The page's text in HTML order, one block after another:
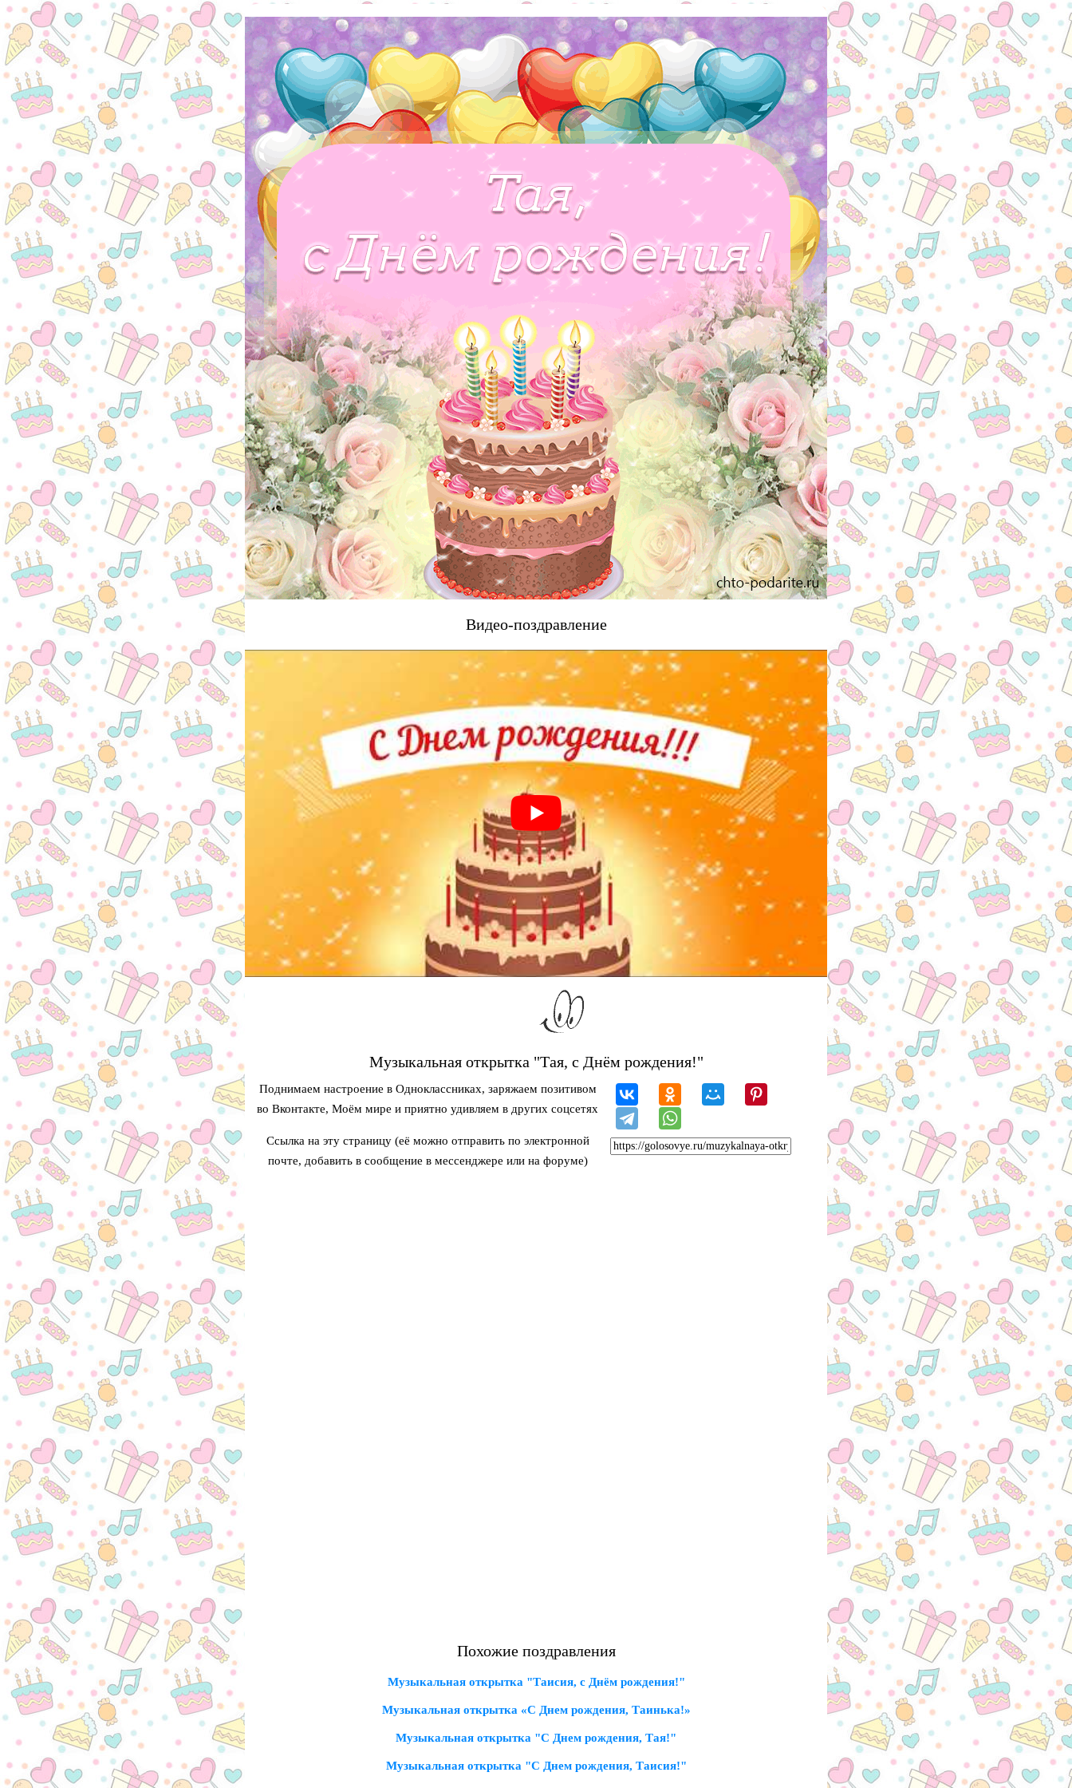
Видео-поздравление
Музыкальная открытка "Тая, с Днём рождения!"
Поднимаем настроение в Одноклассниках, заряжаем позитивом
во Вконтакте, Моём мире и приятно удивляем в других соцсетях
Ссылка на эту страницу (её можно отправить по электронной
почте, добавить в сообщение в мессенджере или на форуме)
Похожие поздравления
Музыкальная открытка "Таисия, с Днём рождения!"
Музыкальная открытка «С Днем рождения, Таинька!»
Музыкальная открытка "С Днем рождения, Тая!"
Музыкальная открытка "С Днем рождения, Таисия!"